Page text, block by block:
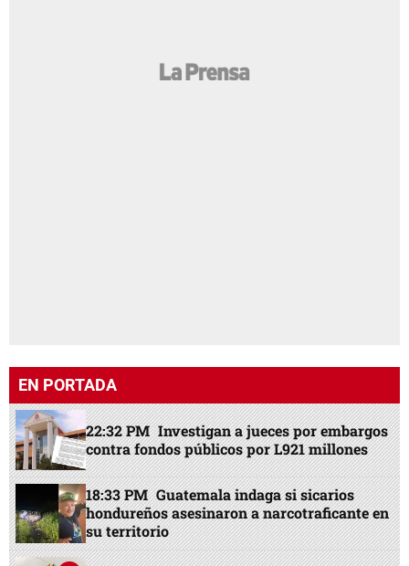
EN PORTADA
22:32 PM Investigan a jueces por embargos
contra fondos públicos por L921 millones
18:33 PM Guatemala indaga si sicarios
hondureños asesinaron a narcotraficante en
su territorio